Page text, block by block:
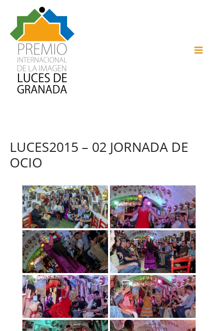
contenido
LUCES2015 – 02 JORNADA DE
OCIO